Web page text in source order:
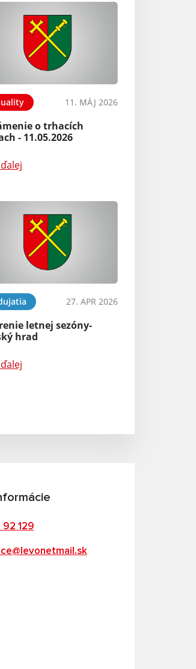
11. MÁJ 2026
o trhacích
- 11.05.2026
27. APR 2026
letnej sezóny-
hrad
92 129